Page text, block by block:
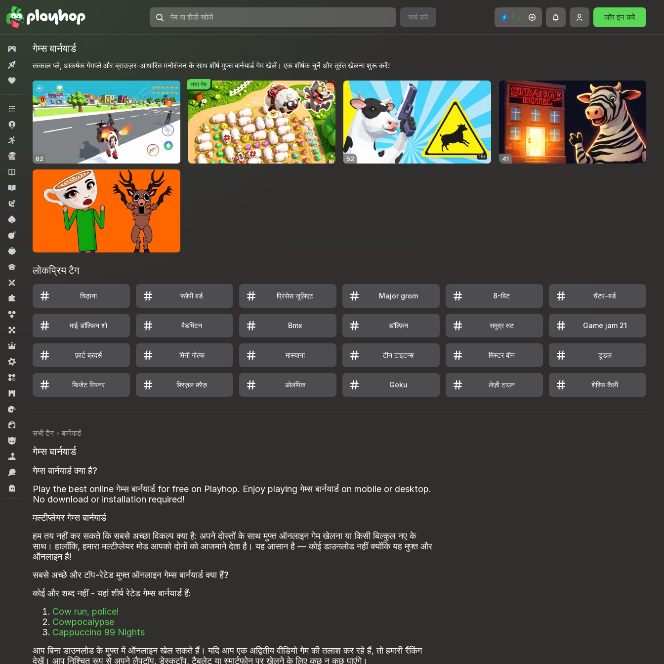
गेम
सर्च करें लॉग इन करें
सभी गेम्स
लोकप्रिय
सभी श्रेणियां
ईकोनॉमी
उपन्यास
एजुकेशनल
कैज़ुअल
क्विज़
टू प्लेयर्स
बबल शूटर्स
भूमिका निभाना
मैच 3
रणनीति
सिमूलेटर्स
स्पोर्ट्स
हॉरर.
गेम्स बार्नयार्ड
तत्काल प्ले, आकर्षक गेमप्ले और ब्राउज़र-आधारित मनोरंजन के साथ शीर्ष मुफ्त बार्नयार्ड गेम खेलें। एक शीर्षक चुनें और तुरंत खेलना शुरू करें!
62
नया गेम
52 16+ 41
लोकप्रिय टैग
चिढ़ाना फ्लैपी बर्ड प्रिंसेस जूलिएट Major grom 8-बिट चैटर-बर्ड
माई डॉल्फ़िन शो बैडमिंटन Bmx डॉल्फ़िन समुद्र तट Game jam 21
फ़ार्ट ब्रदर्स मिनी गोल्फ मास्याना टीन टाइटन्स मिस्टर बीन डूडल
फिजेट स्पिनर फ़्रिज़ल फ़्रैज़ ओलंपिक Goku लेज़ी टाउन शेरिफ कैली
सभी टैग बार्नयार्ड
गेम्स बार्नयार्ड
गेम्स बार्नयार्ड क्या है?
Play the best online गेम्स बार्नयार्ड for free on Playhop. Enjoy playing गेम्स बार्नयार्ड on mobile or desktop.
No download or installation required!
मल्टीप्लेयर गेम्स बार्नयार्ड
हम तय नहीं कर सकते कि सबसे अच्छा विकल्प क्या है: अपने दोस्तों के साथ मुफ्त ऑनलाइन गेम खेलना या किसी बिल्कुल नए के
साथ। हालाँकि, हमारा मल्टीप्लेयर मोड आपको दोनों को आजमाने देता है। यह आसान है — कोई डाउनलोड नहीं क्योंकि यह मुफ्त और
ऑनलाइन है!
सबसे अच्छे और टॉप-रेटेड मुफ्त ऑनलाइन गेम्स बार्नयार्ड क्या हैं?
कोई और शब्द नहीं - यहां शीर्ष रेटेड गेम्स बार्नयार्ड हैं:
Cow run, police!
Cowpocalypse
Cappuccino 99 Nights
आप बिना डाउनलोड के मुफ्त में ऑनलाइन खेल सकते हैं। यदि आप एक अद्वितीय वीडियो गेम की तलाश कर रहे हैं, तो हमारी रैंकिंग
देखें। आप निश्चित रूप से अपने लैपटॉप, डेस्कटॉप, टैबलेट या स्मार्टफोन पर खेलने के लिए कुछ न कुछ पाएंगे।